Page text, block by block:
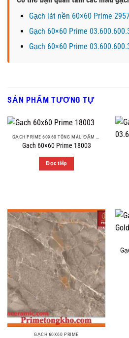
Gạch lát nền 60×60 Prime
Gạch 60×60 Prime
Gạch 60×60 Prime
SẢN PHẨM TƯƠNG TỰ
Gach 60×60 Prime 18003
Đọc tiếp
GẠCH 60X60 PRIME